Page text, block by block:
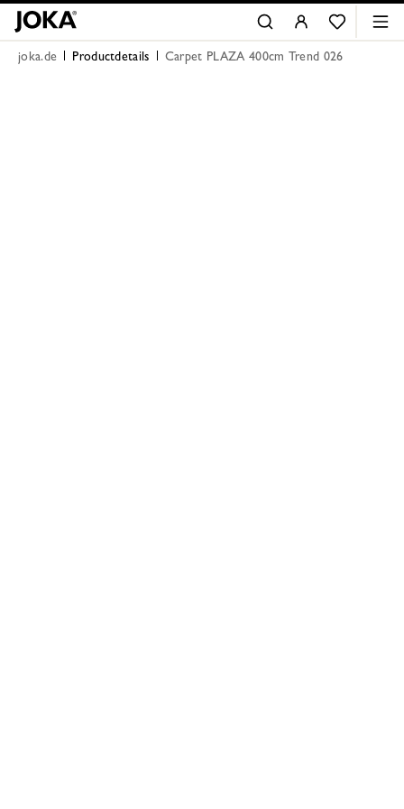
joka.de Productdetails Carpet PLAZA 400cm Trend 026